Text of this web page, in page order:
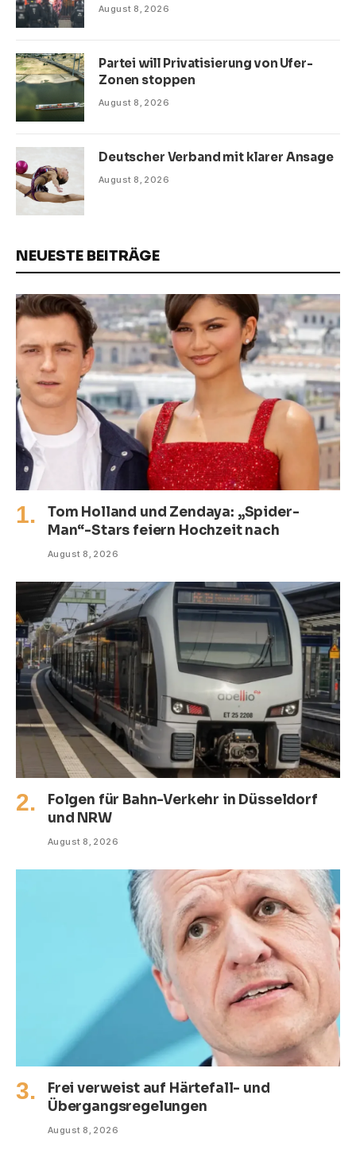
August 8, 2026
Partei will Privatisierung von Ufer-
Zonen stoppen
August 8, 2026
Deutscher Verband mit klarer Ansage
August 8, 2026
NEUESTE BEITRÄGE
Tom Holland und Zendaya: „Spider-
Man“-Stars feiern Hochzeit nach
August 8, 2026
Folgen für Bahn-Verkehr in Düsseldorf
und NRW
August 8, 2026
Frei verweist auf Härtefall- und
Übergangsregelungen
August 8, 2026